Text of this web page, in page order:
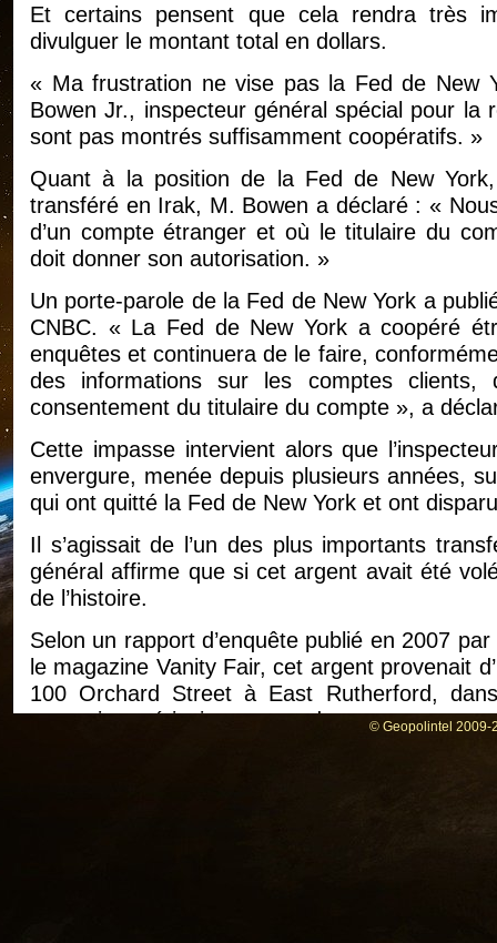
Et certains pensent que cela rendra très
divulguer le montant total en dollars.
« Ma frustration ne vise pas la Fed de New
Bowen Jr., inspecteur général spécial pour la
sont pas montrés suffisamment coopératifs. »
Quant à la position de la Fed de New
transféré en Irak, M. Bowen a déclaré : «
d’un compte étranger et où le titulaire du
doit donner son autorisation. »
Un porte-parole de la Fed de New York a
CNBC. « La Fed de New York a coopéré
enquêtes et continuera de le faire,
des informations sur les comptes clients,
consentement du titulaire du compte », a
Cette impasse intervient alors que
envergure, menée depuis plusieurs années,
qui ont quitté la Fed de New York et ont
Il s’agissait de l’un des plus importants
général affirme que si cet argent avait été
de l’histoire.
Selon un rapport d’enquête publié en 2007
le magazine Vanity Fair, cet argent provenait
100 Orchard Street à East Rutherford,
monnaie américaine au monde.
© Geopolintel 2009-